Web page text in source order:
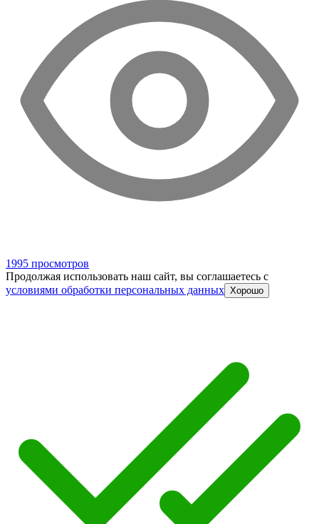
1995 просмотров
Продолжая использовать наш сайт, вы соглашаетесь c
условиями обработки персональных данных Хорошо